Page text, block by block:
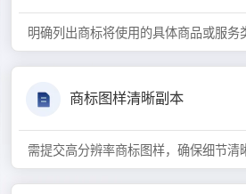
明确列出商标将使用的具体商品或服务
商标图样清晰副本
需提交高分辨率商标图样，确保细节清